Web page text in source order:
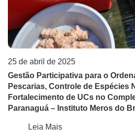
25 de abril de 2025
Gestão Participativa para o
Pescarias, Controle de Espécies
Fortalecimento de UCs no
Paranaguá – Instituto Meros do
Leia Mais